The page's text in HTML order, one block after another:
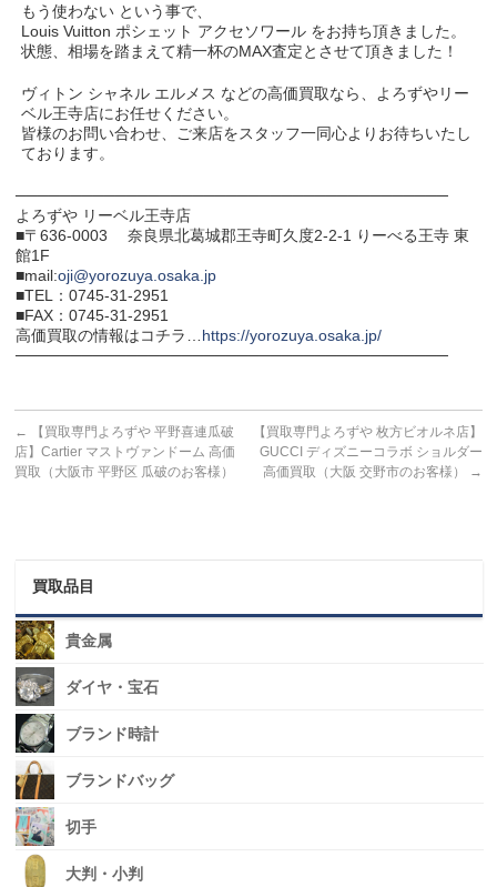
もう使わない という事で、
Louis Vuitton ポシェット アクセソワール をお持ち頂きました。
状態、相場を踏まえて精一杯のMAX査定とさせて頂きました！
ヴィトン シャネル エルメス などの高価買取なら、よろずやリー
ベル王寺店にお任せください。
皆様のお問い合わせ、ご来店をスタッフ一同心よりお待ちいたし
ております。
───────────────────────────────────────
よろずや リーベル王寺店
■〒636-0003 奈良県北葛城郡王寺町久度2-2-1 りーべる王寺 東
館1F
■mail:oji@yorozuya.osaka.jp
■TEL：0745-31-2951
■FAX：0745-31-2951
高価買取の情報はコチラ… https://yorozuya.osaka.jp/
───────────────────────────────────────
←
【買取専門よろずや 平野喜連瓜破
店】Cartier マストヴァンドーム 高価
買取（大阪市 平野区 瓜破のお客様）
【買取専門よろずや 枚方ビオルネ店】
GUCCI ディズニーコラボ ショルダー
高価買取（大阪 交野市のお客様）
→
買取品目
貴金属
ダイヤ・宝石
ブランド時計
ブランドバッグ
切手
大判・小判